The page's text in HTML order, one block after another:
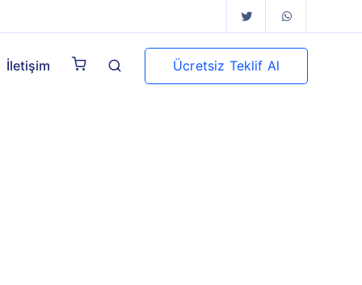
İletişim Ücretsiz Teklif Al